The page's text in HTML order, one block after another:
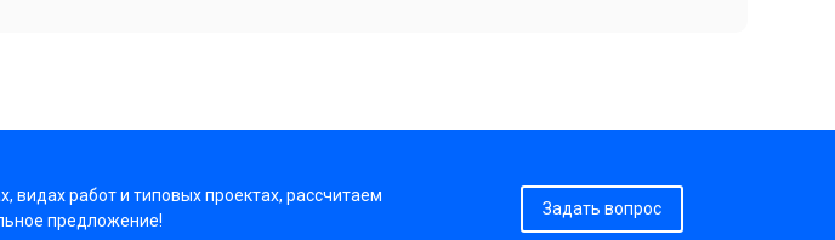
видах работ и типовых проектах, рассчитаем
предложение!
Задать вопрос